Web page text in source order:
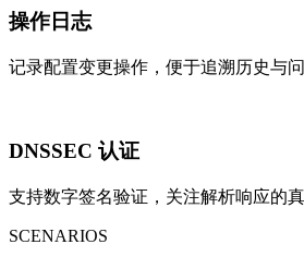
操作日志
记录配置变更操作，便于追溯历史与问
DNSSEC 认证
支持数字签名验证，关注解析响应的
SCENARIOS